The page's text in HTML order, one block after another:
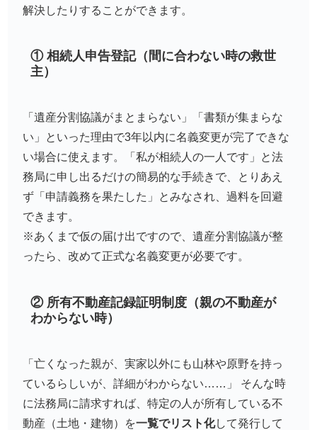
解決したりすることができます。
① 相続人申告登記（間に合わない時の救世
主）
「遺産分割協議がまとまらない」「書類が集まらな
い」といった理由で3年以内に名義変更が完了できな
い場合に使えます。「私が相続人の一人です」と法
務局に申し出るだけの簡易的な手続きで、とりあえ
ず「申請義務を果たした」とみなされ、過料を回避
できます。
※あくまで仮の届け出ですので、遺産分割協議が整
ったら、改めて正式な名義変更が必要です。
② 所有不動産記録証明制度（親の不動産が
わからない時）
「亡くなった親が、実家以外にも山林や原野を持っ
ているらしいが、詳細がわからない……」 そんな時
に法務局に請求すれば、特定の人が所有している不
動産（土地・建物）を一覧でリスト化して発行して